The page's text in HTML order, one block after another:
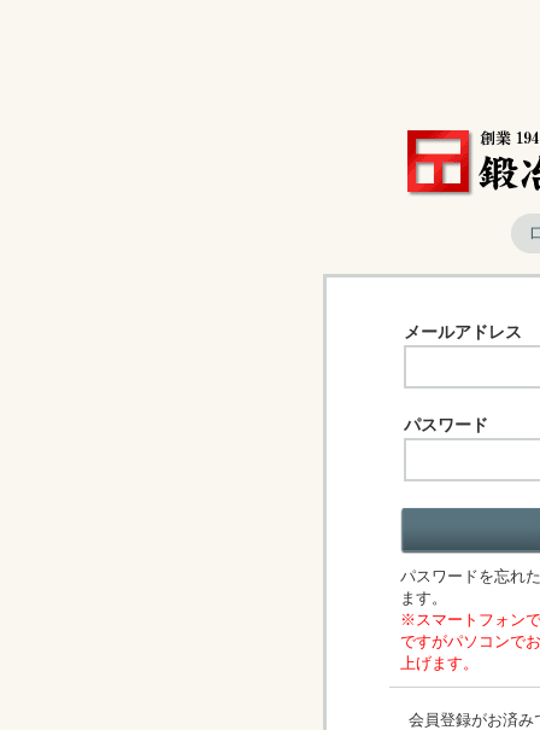
メールアドレス
パスワード
パスワードを忘れ
ます。
※スマートフォン
ですがパソコンで
上げます。
会員登録がお済み